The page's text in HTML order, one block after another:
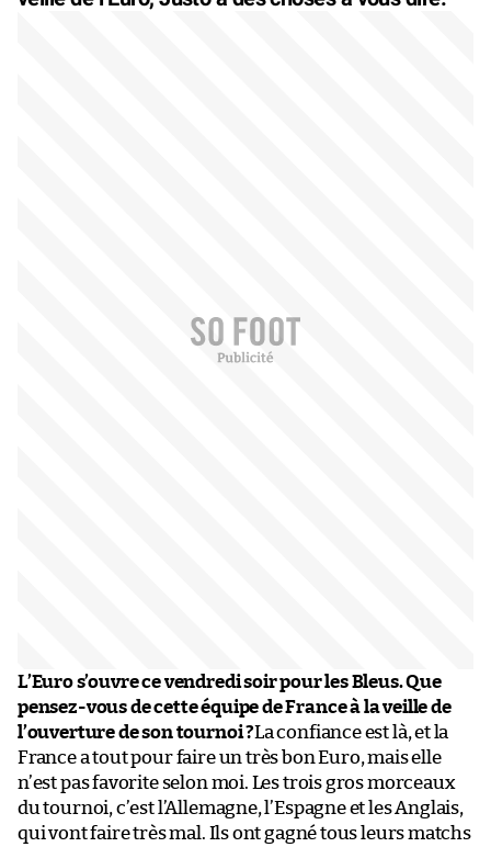
L’Euro s’ouvre ce vendredi soir pour les Bleus. Que
pensez-vous de cette équipe de France à la veille de
l’ouverture de son tournoi ?La confiance est là, et la
France a tout pour faire un très bon Euro, mais elle
n’est pas favorite selon moi. Les trois gros morceaux
du tournoi, c’est l’Allemagne, l’Espagne et les Anglais,
qui vont faire très mal. Ils ont gagné tous leurs matchs